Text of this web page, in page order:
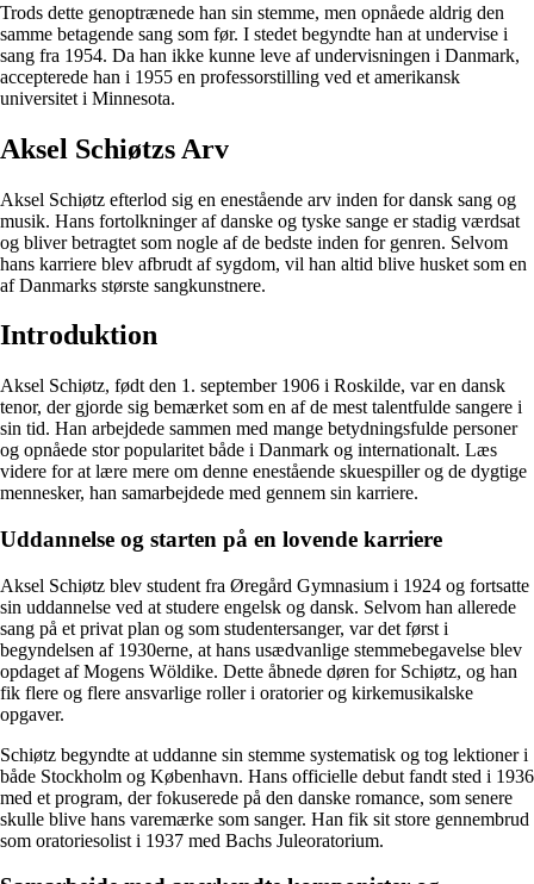
Trods dette genoptrænede han sin stemme, men opnåede aldrig den
samme betagende sang som før. I stedet begyndte han at undervise i
sang fra 1954. Da han ikke kunne leve af undervisningen i Danmark,
accepterede han i 1955 en professorstilling ved et amerikansk
universitet i Minnesota.
Aksel Schiøtzs Arv
Aksel Schiøtz efterlod sig en enestående arv inden for dansk sang og
musik. Hans fortolkninger af danske og tyske sange er stadig værdsat
og bliver betragtet som nogle af de bedste inden for genren. Selvom
hans karriere blev afbrudt af sygdom, vil han altid blive husket som en
af Danmarks største sangkunstnere.
Introduktion
Aksel Schiøtz, født den 1. september 1906 i Roskilde, var en dansk
tenor, der gjorde sig bemærket som en af ​​de mest talentfulde sangere i
sin tid. Han arbejdede sammen med mange betydningsfulde personer
og opnåede stor popularitet både i Danmark og internationalt. Læs
videre for at lære mere om denne enestående skuespiller og de dygtige
mennesker, han samarbejdede med gennem sin karriere.
Uddannelse og starten på en lovende karriere
Aksel Schiøtz blev student fra Øregård Gymnasium i 1924 og fortsatte
sin uddannelse ved at studere engelsk og dansk. Selvom han allerede
sang på et privat plan og som studentersanger, var det først i
begyndelsen af ​​1930erne, at hans usædvanlige stemmebegavelse blev
opdaget af Mogens Wöldike. Dette åbnede døren for Schiøtz, og han
fik flere og flere ansvarlige roller i oratorier og kirkemusikalske
opgaver.
Schiøtz begyndte at uddanne sin stemme systematisk og tog lektioner i
både Stockholm og København. Hans officielle debut fandt sted i 1936
med et program, der fokuserede på den danske romance, som senere
skulle blive hans varemærke som sanger. Han fik sit store gennembrud
som oratoriesolist i 1937 med Bachs Juleoratorium.